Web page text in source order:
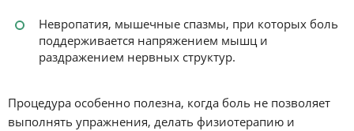
Невропатия, мышечные спазмы, при которых боль
поддерживается напряжением мышц и
раздражением нервных структур.
Процедура особенно полезна, когда боль не позволяет
выполнять упражнения, делать физиотерапию и